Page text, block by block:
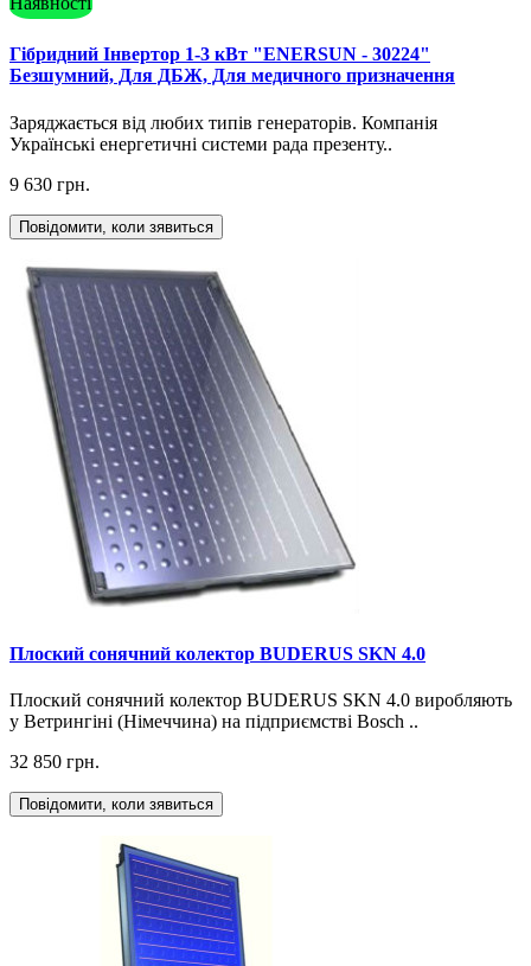
Гібридний Інвертор 1-3 кВт "ENERSUN - 30224"
Безшумний, Для ДБЖ, Для медичного призначення
Заряджається від любих типів генераторів. Компанія
Українські енергетичні системи рада презенту..
9 630 грн.
Повідомити, коли зявиться
Плоский сонячний колектор BUDERUS SKN 4.0
Плоский сонячний колектор BUDERUS SKN 4.0 виробляють
у Ветрингіні (Німеччина) на підприємстві Bosch ..
32 850 грн.
Повідомити, коли зявиться